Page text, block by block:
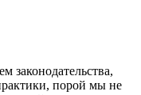
законодательства,
порой мы не